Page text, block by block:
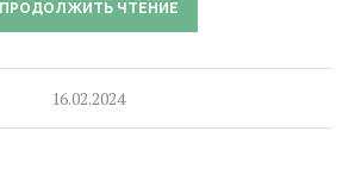
ПРОДОЛЖИТЬ ЧТЕНИЕ
16.02.2024